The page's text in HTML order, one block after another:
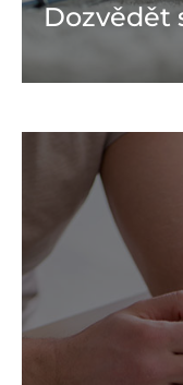
Dozvědět